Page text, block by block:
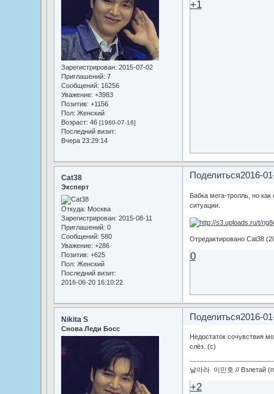
Зарегистрирован: 2015-07-02
Приглашений: 7
Сообщений: 16256
Уважение: +3983
Позитив: +1156
Пол: Женский
Возраст: 46 [1980-07-16]
Последний визит:
Вчера 23:29:14
+1
Поделиться2016-
Cat38
Эксперт
Откуда: Москва
Зарегистрирован: 2015-08-11
Приглашений: 0
Сообщений: 580
Уважение: +286
Позитив: +625
Пол: Женский
Последний визит:
2016-06-20 16:10:22
Бабка мега-тролль, но как
ситуации.
Отредактировано Cat38
0
Поделиться2016-
Nikita S
Снова Леди Босс
Недостаток сочувствия
слёз. (с)
날아라 이민호 // Взлетай
+2